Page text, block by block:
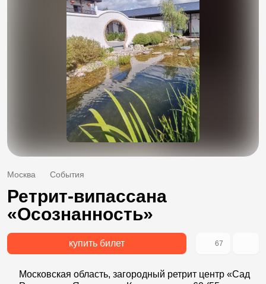
Москва События
Ретрит-випассана
«Осознанность»
купить билет 67
Московская область, загородный ретрит центр «Сад